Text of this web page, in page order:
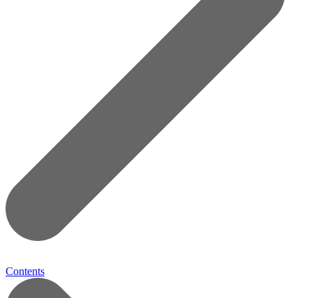
Contents